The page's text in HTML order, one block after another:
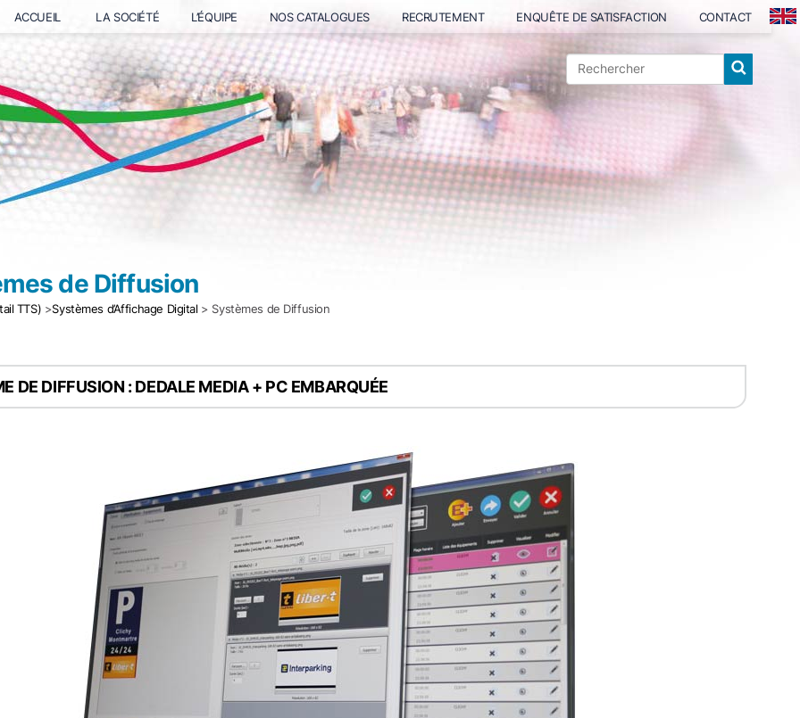
ACCUEIL LA SOCIÉTÉ L’ÉQUIPE NOS CATALOGUES RECRUTEMENT ENQUÊTE DE SATISFACTION CONTACT
de Diffusion
TTS) >Systèmes d’Affichage Digital> Systèmes de Diffusion
DE DIFFUSION : DEDALE MEDIA + PC EMBARQUÉE